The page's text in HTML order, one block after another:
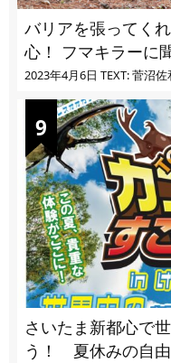
バリアを張ってく
心！ フマキラーに聞く「最強の虫撃退グッズ
vol.4」【キャンプ
2023年4月6日 TEXT: 菅沼
さいたま新都心で
う！ 夏休みの自